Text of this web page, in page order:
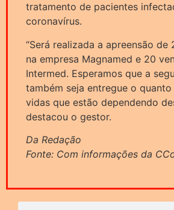
tratamento de pacientes
coronavírus.
“Será realizada a apreensão de
na empresa Magnamed e 20
Intermed. Esperamos que a
também seja entregue o
vidas que estão dependendo
destacou o gestor.
Da Redação
Fonte: Com informações da